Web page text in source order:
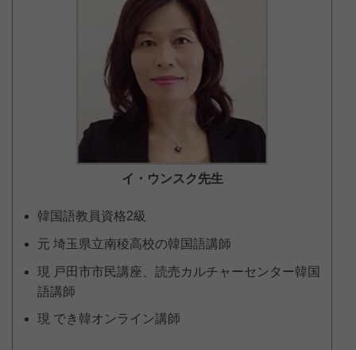
イ・ウンスク先生
韓国語教員資格2級
元 埼玉県立南稜高校の韓国語講師
現 戸田市市民講座、読売カルチャーセンター韓国
語講師
現 でき韓オンライン講師